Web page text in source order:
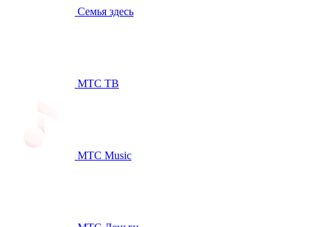
Семья здесь
МТС ТВ
МТС Music